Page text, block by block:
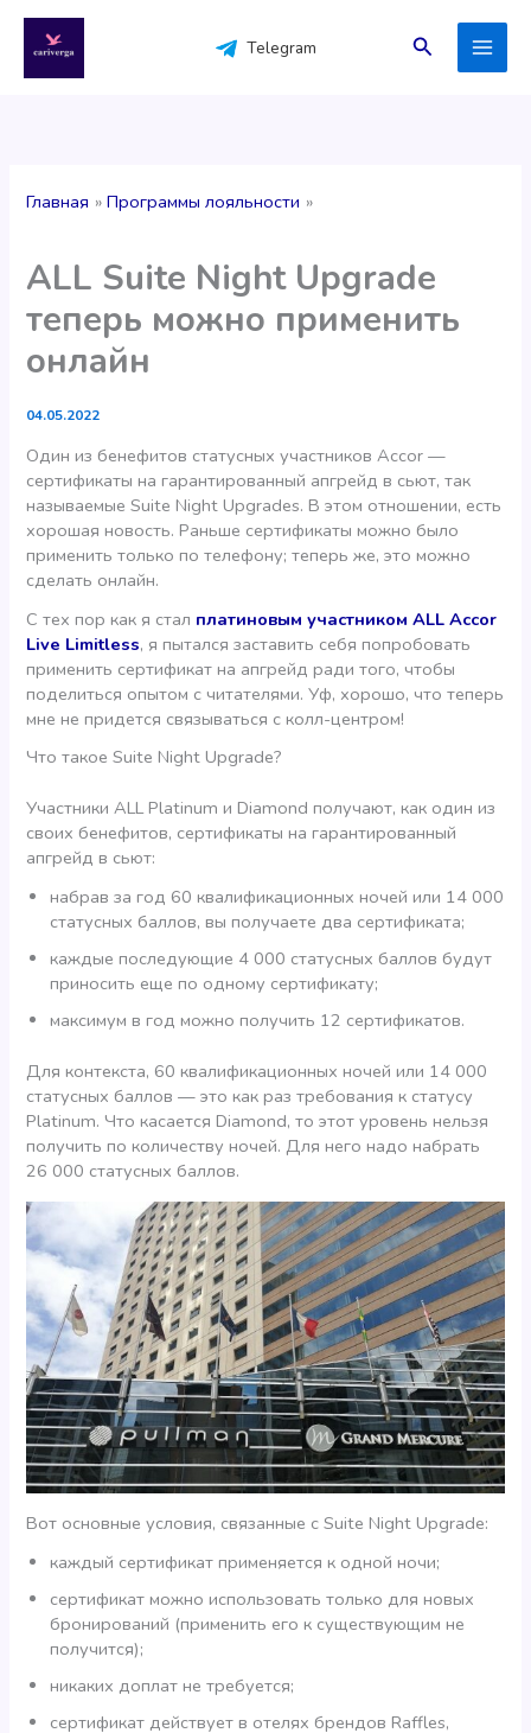
содержимому
Telegram Поиск
Главная Программы лояльности
ALL Suite Night Upgrade
теперь можно применить
онлайн
04.05.2022
Один из бенефитов статусных участников Accor —
сертификаты на гарантированный апгрейд в сьют, так
называемые Suite Night Upgrades. В этом отношении, есть
хорошая новость. Раньше сертификаты можно было
применить только по телефону; теперь же, это можно
сделать онлайн.
С тех пор как я стал платиновым участником ALL Accor
Live Limitless, я пытался заставить себя попробовать
применить сертификат на апгрейд ради того, чтобы
поделиться опытом с читателями. Уф, хорошо, что теперь
мне не придется связываться с колл-центром!
Что такое Suite Night Upgrade?
Участники ALL Platinum и Diamond получают, как один из
своих бенефитов, сертификаты на гарантированный
апгрейд в сьют:
набрав за год 60 квалификационных ночей или 14 000
статусных баллов, вы получаете два сертификата;
каждые последующие 4 000 статусных баллов будут
приносить еще по одному сертификату;
максимум в год можно получить 12 сертификатов.
Для контекста, 60 квалификационных ночей или 14 000
статусных баллов — это как раз требования к статусу
Platinum. Что касается Diamond, то этот уровень нельзя
получить по количеству ночей. Для него надо набрать
26 000 статусных баллов.
Вот основные условия, связанные с Suite Night Upgrade:
каждый сертификат применяется к одной ночи;
сертификат можно использовать только для новых
бронирований (применить его к существующим не
получится);
никаких доплат не требуется;
сертификат действует в отелях брендов Raffles,